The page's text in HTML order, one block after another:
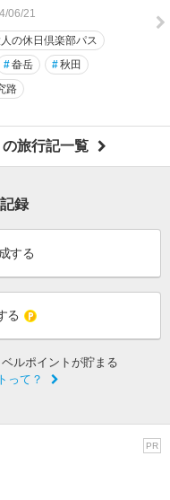
06/21
の休日倶楽部パス
#畚岳 #秋田
路
旅行記一覧
録
する
る
ルポイントが貯まる
って？
PR